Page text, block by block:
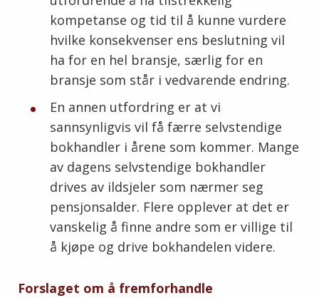
kompetanse og tid til å kunne vurdere
hvilke konsekvenser ens beslutning vil
ha for en hel bransje, særlig for en
bransje som står i vedvarende endring.
En annen utfordring er at vi
sannsynligvis vil få færre selvstendige
bokhandler i årene som kommer. Mange
av dagens selvstendige bokhandler
drives av ildsjeler som nærmer seg
pensjonsalder. Flere opplever at det er
vanskelig å finne andre som er villige til
å kjøpe og drive bokhandelen videre.
Forslaget om å fremforhandle